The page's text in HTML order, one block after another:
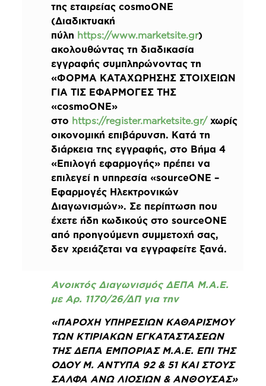
της εταιρείας cosmoONE
(Διαδικτυακή
πύλη https://www.marketsite.gr)
ακολουθώντας τη διαδικασία
εγγραφής συμπληρώνοντας τη
«ΦΟΡΜΑ ΚΑΤΑΧΩΡΗΣΗΣ ΣΤΟΙΧΕΙΩΝ
ΓΙΑ ΤΙΣ ΕΦΑΡΜΟΓΕΣ ΤΗΣ
«cosmoONE»
στο https://register.marketsite.gr/χωρίς
οικονομική επιβάρυνση. Κατά τη
διάρκεια της εγγραφής, στο Βήμα 4
«Επιλογή εφαρμογής» πρέπει να
επιλεγεί η υπηρεσία «sourceONE –
Εφαρμογές Ηλεκτρονικών
Διαγωνισμών». Σε περίπτωση που
έχετε ήδη κωδικούς στο sourceONE
από προηγούμενη συμμετοχή σας,
δεν χρειάζεται να εγγραφείτε ξανά.
Ανοικτός Διαγωνισμός ΔΕΠΑ Μ.Α.Ε.
με Αρ. 1170/26/ΔΠ για την
«ΠΑΡΟΧΗ ΥΠΗΡΕΣΙΩΝ ΚΑΘΑΡΙΣΜΟΥ
ΤΩΝ ΚΤΙΡΙΑΚΩΝ ΕΓΚΑΤΑΣΤΑΣΕΩΝ
ΤΗΣ ΔΕΠΑ ΕΜΠΟΡΙΑΣ Μ.Α.Ε. ΕΠΙ ΤΗΣ
ΟΔΟΥ Μ. ΑΝΤΥΠΑ 92 & 51 ΚΑΙ ΣΤΟΥΣ
ΣΑΛΦΑ ΑΝΩ ΛΙΟΣΙΩΝ & ΑΝΘΟΥΣΑΣ»